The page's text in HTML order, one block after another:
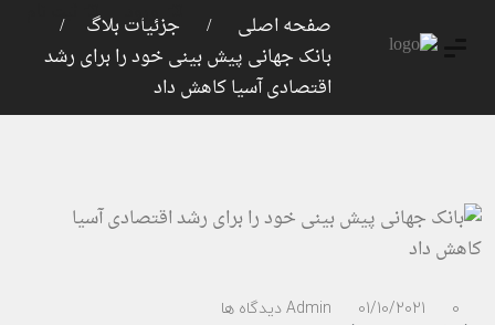
ورود ثبت نام صفحه اصلی
جزئیات بلاگ
بانک جهانی پیش بینی خود را برای رشد
اقتصادی آسیا کاهش داد
Admin 01/10/2021 0 دیدگاه ها